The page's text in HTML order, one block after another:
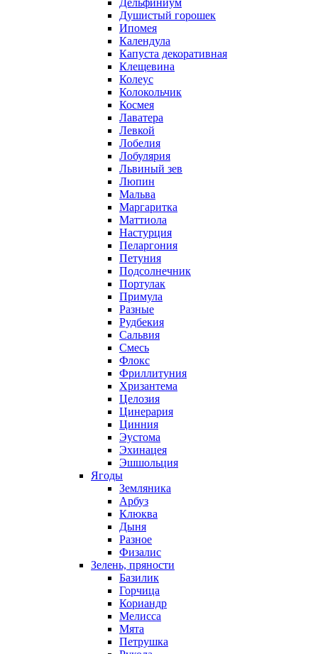
Дельфиниум
Душистый горошек
Ипомея
Календула
Капуста декоративная
Клещевина
Колеус
Колокольчик
Космея
Лаватера
Левкой
Лобелия
Лобулярия
Львиный зев
Люпин
Мальва
Маргаритка
Маттиола
Настурция
Пеларгония
Петуния
Подсолнечник
Портулак
Примула
Разные
Рудбекия
Сальвия
Смесь
Флокс
Фриллитуния
Хризантема
Целозия
Цинерария
Цинния
Эустома
Эхинацея
Эшшольция
Ягоды
Земляника
Арбуз
Клюква
Дыня
Разное
Физалис
Зелень, пряности
Базилик
Горчица
Кориандр
Мелисса
Мята
Петрушка